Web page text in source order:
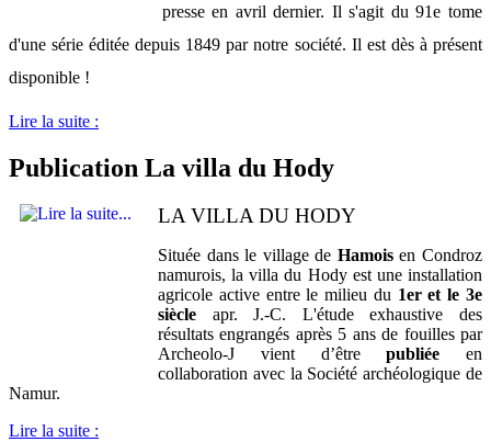
presse en avril dernier. Il s'agit du 91e tome
d'une série éditée depuis 1849 par notre société. Il est dès à présent
disponible !
Lire la suite :
Publication La villa du Hody
LA VILLA DU HODY
Située dans le village de Hamoisen Condroz
namurois, la villa du Hody est une installation
agricole active entre le milieu du 1er et le 3e
siècle apr. J.-C. L'étude exhaustive des
résultats engrangés après 5 ans de fouilles par
Archeolo-J vient d’êtrepubliée en
collaboration avec la Société archéologique de
Namur.
Lire la suite :